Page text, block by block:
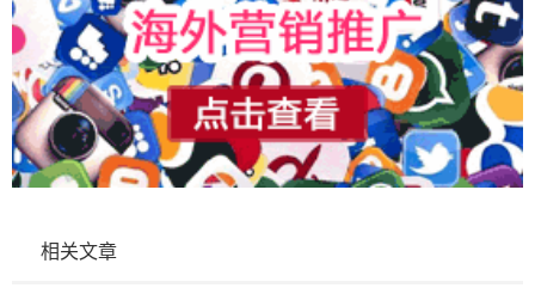
相关文章